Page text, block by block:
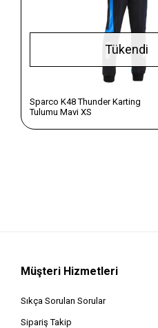
Tükendi
Sparco K48 Thunder Karting
Tulumu Mavi XS
Müşteri Hizmetleri
Sıkça Sorulan Sorular
Sipariş Takip